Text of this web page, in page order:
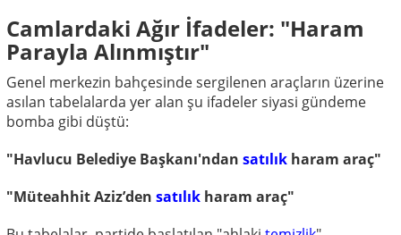
Camlardaki Ağır İfadeler: "Haram
Parayla Alınmıştır"
Genel merkezin bahçesinde sergilenen araçların üzerine
asılan tabelalarda yer alan şu ifadeler siyasi gündeme
bomba gibi düştü:
"Havlucu Belediye Başkanı'ndan satılık haram araç"
"Müteahhit Aziz’den satılık haram araç"